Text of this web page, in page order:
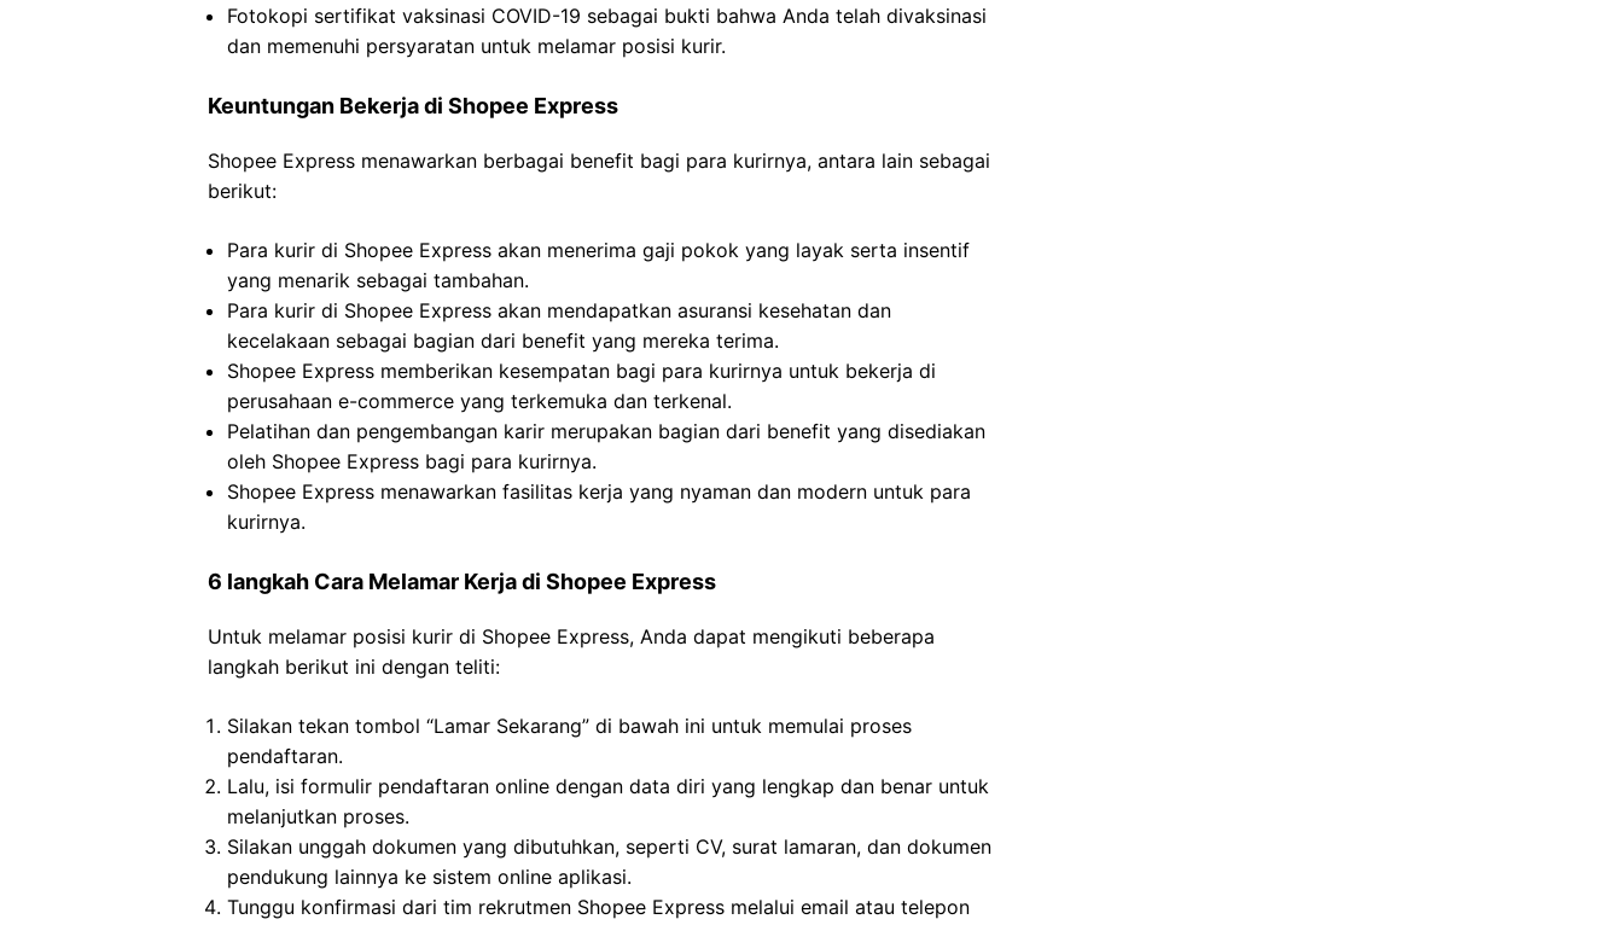
Fotokopi sertifikat vaksinasi COVID-19 sebagai bukti bahwa Anda telah divaksinasi
dan memenuhi persyaratan untuk melamar posisi kurir.
Keuntungan Bekerja di Shopee Express
Shopee Express menawarkan berbagai benefit bagi para kurirnya, antara lain sebagai
berikut:
Para kurir di Shopee Express akan menerima gaji pokok yang layak serta insentif
yang menarik sebagai tambahan.
Para kurir di Shopee Express akan mendapatkan asuransi kesehatan dan
kecelakaan sebagai bagian dari benefit yang mereka terima.
Shopee Express memberikan kesempatan bagi para kurirnya untuk bekerja di
perusahaan e-commerce yang terkemuka dan terkenal.
Pelatihan dan pengembangan karir merupakan bagian dari benefit yang disediakan
oleh Shopee Express bagi para kurirnya.
Shopee Express menawarkan fasilitas kerja yang nyaman dan modern untuk para
kurirnya.
6 langkah Cara Melamar Kerja di Shopee Express
Untuk melamar posisi kurir di Shopee Express, Anda dapat mengikuti beberapa
langkah berikut ini dengan teliti:
Silakan tekan tombol “Lamar Sekarang” di bawah ini untuk memulai proses
pendaftaran.
Lalu, isi formulir pendaftaran online dengan data diri yang lengkap dan benar untuk
melanjutkan proses.
Silakan unggah dokumen yang dibutuhkan, seperti CV, surat lamaran, dan dokumen
pendukung lainnya ke sistem online aplikasi.
Tunggu konfirmasi dari tim rekrutmen Shopee Express melalui email atau telepon